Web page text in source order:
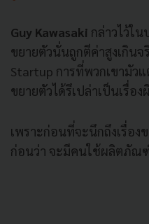
Guy Kawasaki กล่าวไว้ใ
ขยายตัวนั่นถูกตีค่าสูงเกินจ
Startup การที่พวกเขามัวแ
ขยายตัวได้รึเปล่าเป็นเรื่อ
เพราะก่อนที่จะนึกถึงเรื่อง
ก่อนว่า จะมีคนใช้ผลิตภัณฑ์